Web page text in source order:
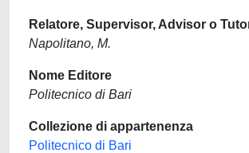
Relatore, Supervisor, Advisor o
Napolitano, M.
Nome Editore
Politecnico di Bari
Collezione di appartenenza
Politecnico di Bari